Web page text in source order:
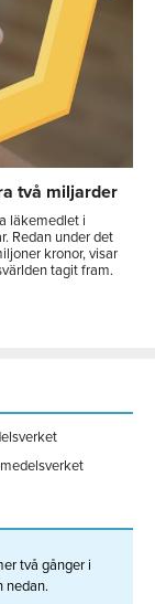
två miljarder
läkemedlet i
Redan under det
kronor, visar
tagit fram.
två gånger i
nedan.